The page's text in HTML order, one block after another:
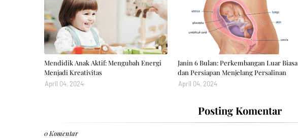
Mendidik Anak Aktif: Mengubah Energi
Menjadi Kreativitas
April 04, 2024
Janin 6 Bulan: Perkembangan Luar Biasa
dan Persiapan Menjelang Persalinan
April 04, 2024
Posting Komentar
0 Komentar